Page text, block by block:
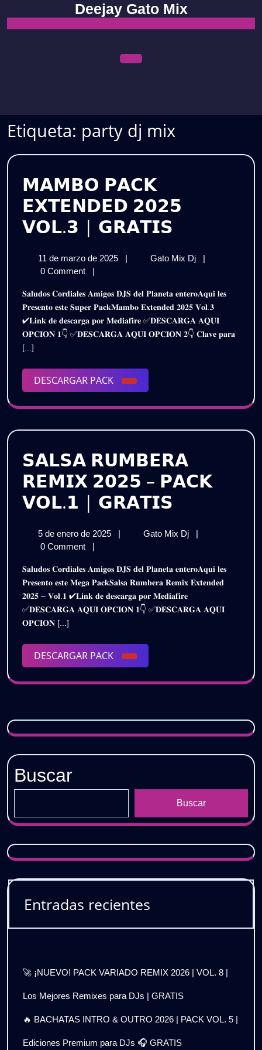
content
Deejay Gato Mix
Etiqueta: party dj mix
𝗠𝗔𝗠𝗕𝗢 𝗣𝗔𝗖𝗞
𝗘𝗫𝗧𝗘𝗡𝗗𝗘𝗗 𝟮𝟬𝟮𝟱
𝗩𝗢𝗟.𝟯 | 𝗚𝗥𝗔𝗧𝗜𝗦
𝟮𝟬𝟮𝟱
𝗩𝗢𝗟.𝟯
|
11 de marzo de 2025
11
de
2025
| Gato Mix Dj
𝗠𝗔𝗠𝗕𝗢
𝟮𝟬𝟮𝟱
𝗩𝗢𝗟.𝟯
|
𝗚𝗥𝗔𝗧𝗜𝗦
|
0 Comment
|
𝐒𝐚𝐥𝐮𝐝𝐨𝐬 𝐂𝐨𝐫𝐝𝐢𝐚𝐥𝐞𝐬 𝐀𝐦𝐢𝐠𝐨𝐬 𝐃𝐉𝐒 𝐝𝐞𝐥 𝐏𝐥𝐚𝐧𝐞𝐭𝐚 𝐞𝐧𝐭𝐞𝐫𝐨𝐀𝐪𝐮𝐢 𝐥𝐞𝐬
𝐏𝐫𝐞𝐬𝐞𝐧𝐭𝐨 𝐞𝐬𝐭𝐞 𝐒𝐮𝐩𝐞𝐫 𝐏𝐚𝐜𝐤𝐌𝐚𝐦𝐛𝐨 𝐄𝐱𝐭𝐞𝐧𝐝𝐞𝐝 𝟐𝟎𝟐𝟓 𝐕𝐨𝐥.𝟑
✔𝐋𝐢𝐧𝐤 𝐝𝐞 𝐝𝐞𝐬𝐜𝐚𝐫𝐠𝐚 𝐩𝐨𝐫 𝐌𝐞𝐝𝐢𝐚𝐟𝐢𝐫𝐞 ✅𝐃𝐄𝐒𝐂𝐀𝐑𝐆𝐀 𝐀𝐐𝐔𝐈
𝐎𝐏𝐂𝐈𝐎𝐍 𝟏👇 ✅𝐃𝐄𝐒𝐂𝐀𝐑𝐆𝐀 𝐀𝐐𝐔𝐈 𝐎𝐏𝐂𝐈𝐎𝐍 𝟐👇 𝐂𝐥𝐚𝐯𝐞 𝐩𝐚𝐫𝐚
[...]
DESCARGAR PACK
DESCARGAR
PACK
𝗦𝗔𝗟𝗦𝗔 𝗥𝗨𝗠𝗕𝗘𝗥𝗔
𝗥𝗘𝗠𝗜𝗫 𝟮𝟬𝟮𝟱 – 𝗣𝗔𝗖𝗞
𝗩𝗢𝗟.𝟭 | 𝗚𝗥𝗔𝗧𝗜𝗦
𝗥𝗘𝗠𝗜𝗫
𝟮𝟬𝟮𝟱
–
𝗣𝗔𝗖𝗞
5 de enero de 2025
de
2025
| Gato Mix Dj
𝗦𝗔𝗟𝗦𝗔
𝟮𝟬𝟮𝟱
–
𝗩𝗢𝗟.𝟭
|
0 Comment
|
𝐒𝐚𝐥𝐮𝐝𝐨𝐬 𝐂𝐨𝐫𝐝𝐢𝐚𝐥𝐞𝐬 𝐀𝐦𝐢𝐠𝐨𝐬 𝐃𝐉𝐒 𝐝𝐞𝐥 𝐏𝐥𝐚𝐧𝐞𝐭𝐚 𝐞𝐧𝐭𝐞𝐫𝐨𝐀𝐪𝐮𝐢 𝐥𝐞𝐬
𝐏𝐫𝐞𝐬𝐞𝐧𝐭𝐨 𝐞𝐬𝐭𝐞 𝐌𝐞𝐠𝐚 𝐏𝐚𝐜𝐤𝐒𝐚𝐥𝐬𝐚 𝐑𝐮𝐦𝐛𝐞𝐫𝐚 𝐑𝐞𝐦𝐢𝐱 𝐄𝐱𝐭𝐞𝐧𝐝𝐞𝐝
𝟐𝟎𝟐𝟓 – 𝐕𝐨𝐥.𝟏 ✔𝐋𝐢𝐧𝐤 𝐝𝐞 𝐝𝐞𝐬𝐜𝐚𝐫𝐠𝐚 𝐩𝐨𝐫 𝐌𝐞𝐝𝐢𝐚𝐟𝐢𝐫𝐞
✅𝐃𝐄𝐒𝐂𝐀𝐑𝐆𝐀 𝐀𝐐𝐔𝐈 𝐎𝐏𝐂𝐈𝐎𝐍 𝟏👇 ✅𝐃𝐄𝐒𝐂𝐀𝐑𝐆𝐀 𝐀𝐐𝐔𝐈
𝐎𝐏𝐂𝐈𝐎𝐍 [...]
DESCARGAR PACK
DESCARGAR
PACK
Buscar
Buscar
Entradas recientes
🚀 ¡NUEVO! PACK VARIADO REMIX 2026 | VOL. 8 |
Los Mejores Remixes para DJs | GRATIS
🔥 BACHATAS INTRO & OUTRO 2026 | PACK VOL. 5 |
Ediciones Premium para DJs 🎧 GRATIS